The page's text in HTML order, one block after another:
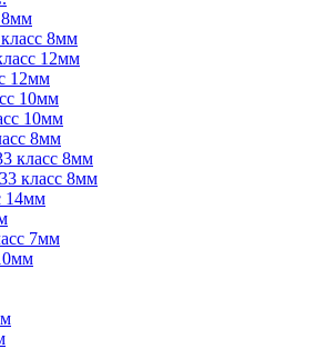
8мм
8мм
12мм
12мм
10мм
10мм
8мм
класс 8мм
класс 8мм
14мм
7мм